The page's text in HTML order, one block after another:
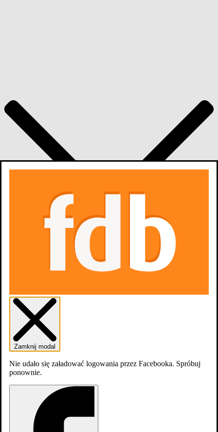
Średnia
Twoja ocena
Agentka McCall
(również) (realizacja)
Sezon 5 (2 odcinki)
Zobacz odcinki »
Sezon 4 (10 odcinków) (realizacja)
Zobacz odcinki »
Sezon 3 (17 odcinków) (realizacja)
Zobacz odcinki »
Zobacz wszystkie 5 sezony »
Zamknij modal
Nie udało się załadować logowania przez Facebooka. Spróbuj
ponownie.